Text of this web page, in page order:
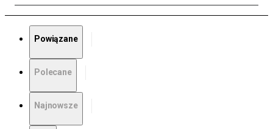
Powiązane
Polecane
Najnowsze